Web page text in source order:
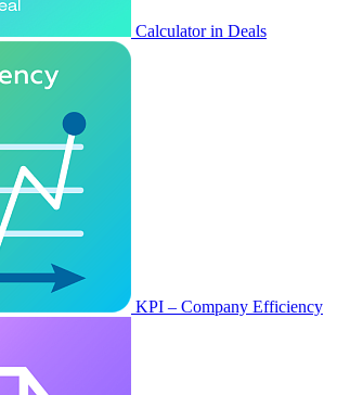
Calculator in Deals
KPI – Company Efficiency